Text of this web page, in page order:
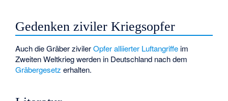
Gedenken ziviler Kriegsopfer
Auch die Gräber zivilerOpfer alliierter Luftangriffe im
Zweiten Weltkrieg werden in Deutschland nach dem
Gräbergesetz erhalten.